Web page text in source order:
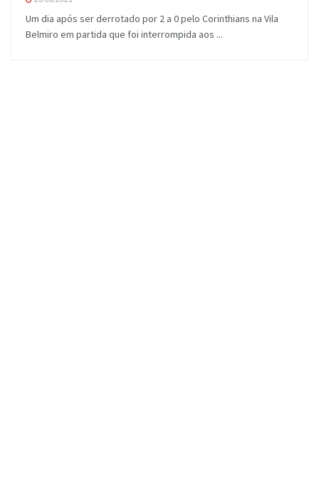
Um dia após ser derrotado por 2 a 0 pelo Corinthians na Vila
Belmiro em partida que foi interrompida aos ...